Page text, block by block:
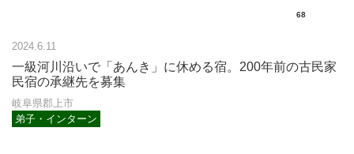
68
2024.6.11
一級河川沿いで「あんき」に休める宿。200年前の古民家
民宿の承継先を募集
岐阜県郡上市
弟子・インターン